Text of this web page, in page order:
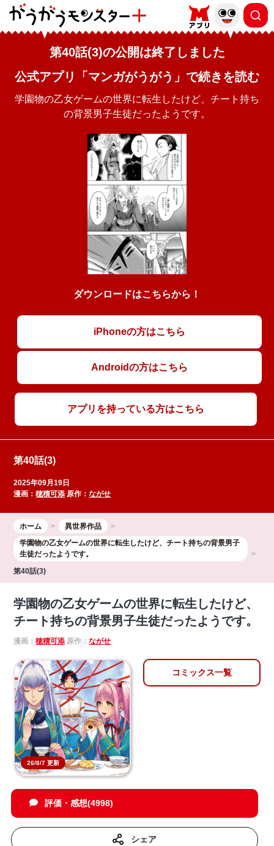
第40話(3)の公開は終了しました
公式アプリ「マンガがうがう」で続きを読む
学園物の乙女ゲームの世界に転生したけど、チート持ち
の背景男子生徒だったようです。
ダウンロードはこちらから！
iPhoneの方はこちら
Androidの方はこちら
アプリを持っている方はこちら
第40話(3)
2025年09月19日
漫画：穂積可添 原作：ながせ
ホーム
異世界作品
学園物の乙女ゲームの世界に転生したけど、チート持ちの背景男子
生徒だったようです。
第40話(3)
学園物の乙女ゲームの世界に転生したけど、
チート持ちの背景男子生徒だったようです。
漫画：穂積可添 原作：ながせ
26/8/7 更新
コミックス一覧
評価・感想(4998)
シェア